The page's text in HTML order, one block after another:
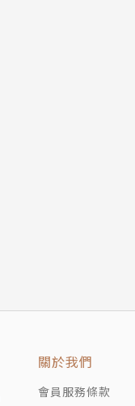
關於我們
會員服務條款